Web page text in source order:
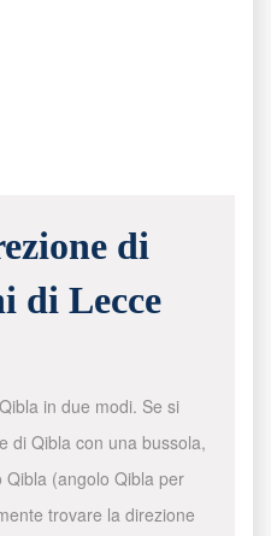
di
di Lecce
in due modi. Se si
di Qibla con una bussola,
(angolo Qibla per
trovare la direzione